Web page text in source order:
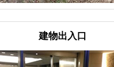
建物出入口